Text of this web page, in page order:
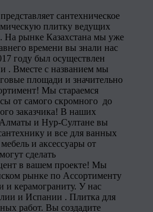
сантехническое
плитку ведущих
На рынке Казахстана мы уже
времени вы знали нас
году был осуществлен
. Вместе с названием мы
площади и значительно
Мы стараемся
от самого скромного до
заказчика! В наших
и Нур-Султане вы
и все для ванных
и аксессуары от
сделать
в вашем проекте! Мы
рынке по Ассортименту
и керамограниту. У нас
и Испании . Плитка для
работ. Вы создадите